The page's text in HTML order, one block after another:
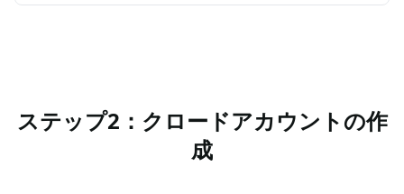
ステップ2：クロードアカウントの作
成